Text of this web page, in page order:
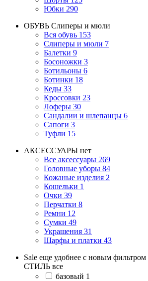
Юбки 290
ОБУВЬ Слиперы и мюли
Вся обувь 153
Слиперы и мюли 7
Балетки 9
Босоножки 3
Ботильоны 6
Ботинки 18
Кеды 33
Кроссовки 23
Лоферы 30
Сандалии и шлепанцы 6
Сапоги 3
Туфли 15
АКСЕССУАРЫ нет
Все аксессуары 269
Головные уборы 84
Кожаные изделия 2
Кошельки 1
Очки 39
Перчатки 8
Ремни 12
Сумки 49
Украшения 31
Шарфы и платки 43
Sale еще удобнее с новым фильтром
СТИЛЬ все
базовый 1